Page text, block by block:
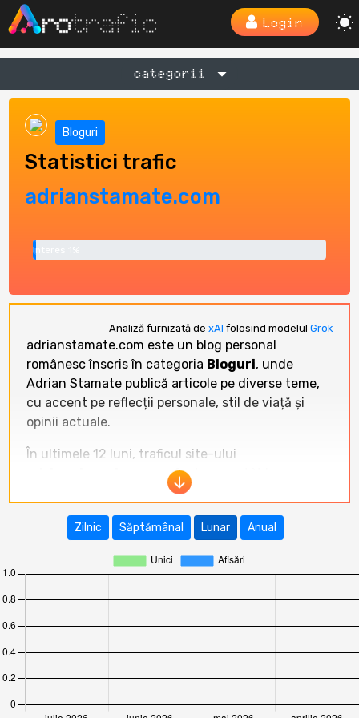
Login
categorii
Bloguri
Statistici trafic
adrianstamate.com
Interes 1%
Analiză furnizată de xAI folosind modelul Grok
adrianstamate.com este un blog personal
românesc înscris în categoria Bloguri, unde
Adrian Stamate publică articole pe diverse teme,
cu accent pe reflecții personale, stil de viață și
opinii actuale.
În ultimele 12 luni, traficul site-ului
a fost
vizitatori unici, cât și la afișări. Tendința este
constant negativă, site-ul neînregistrând nicio
activitate de trafic în perioada august 2025 – iulie
fie o problemă tehnică majoră de indexare și
uri precummariuscucu.ro(peste 22.000–88.000
Zilnic Săptămânal Lunar Anual